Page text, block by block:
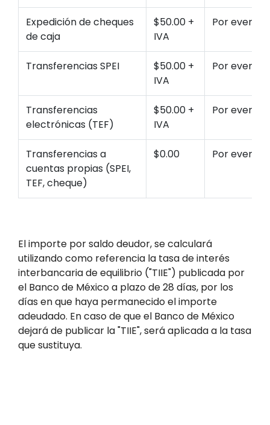
Expedición de cheques
de caja
$50.00 +
IVA
Por evento
Transferencias SPEI
$50.00 +
IVA
Por evento
Transferencias
electrónicas (TEF)
$50.00 +
IVA
Por evento
Transferencias a
cuentas propias (SPEI,
TEF, cheque)
$0.00 Por evento
El importe por saldo deudor, se calculará
utilizando como referencia la tasa de interés
interbancaria de equilibrio ("TIIE") publicada por
el Banco de México a plazo de 28 días, por los
días en que haya permanecido el importe
adeudado. En caso de que el Banco de México
dejará de publicar la "TIIE", será aplicada a la tasa
que sustituya.